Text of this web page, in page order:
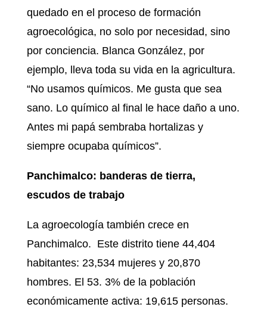
quedado en el proceso de formación
agroecológica, no solo por necesidad, sino
por conciencia. Blanca González, por
ejemplo, lleva toda su vida en la agricultura.
“No usamos químicos. Me gusta que sea
sano. Lo químico al final le hace daño a uno.
Antes mi papá sembraba hortalizas y
siempre ocupaba químicos”.
Panchimalco: banderas de tierra,
escudos de trabajo
La agroecología también crece en
Panchimalco. Este distrito tiene 44,404
habitantes: 23,534 mujeres y 20,870
hombres. El 53. 3% de la población
económicamente activa: 19,615 personas.